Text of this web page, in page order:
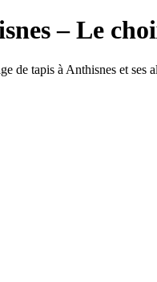
– Le
de tapis à Anthisnes et